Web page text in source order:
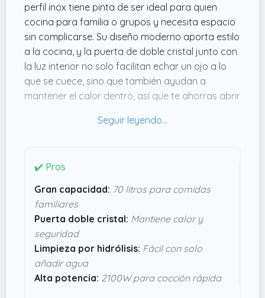
perfil inox tiene pinta de ser ideal para quien
cocina para familia o grupos y necesita espacio
sin complicarse. Su diseño moderno aporta estilo
a la cocina, y la puerta de doble cristal junto con
la luz interior no solo facilitan echar un ojo a lo
que se cuece, sino que también ayudan a
mantener el calor dentro, así que te ahorras abrir
más uniformes y eficientes.
hidrólisis: apenas tienes que echar un poco de
suciedad, así que menos fregoteo, que siempre
se agradece. Además, con los 2100W y sus
cuatro programas tendrás flexibilidad para casi
cualquier plato sin complicarte. Si buscas algo
funcional, duradero (garantía de tres años
con un toque moderno, este modelo parece
bastante fiable y útil.
✔️ Pros
Gran capacidad: 70 litros para comidas
familiares
Puerta doble cristal: Mantiene calor y
seguridad
Limpieza por hidrólisis: Fácil con solo
añadir agua
Alta potencia: 2100W para cocción rápida